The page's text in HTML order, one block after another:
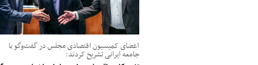
اعضای کمیسیون اقتصادی مجلس در گفت‌وگو با
جامعه ایرانی تشریح کردند: